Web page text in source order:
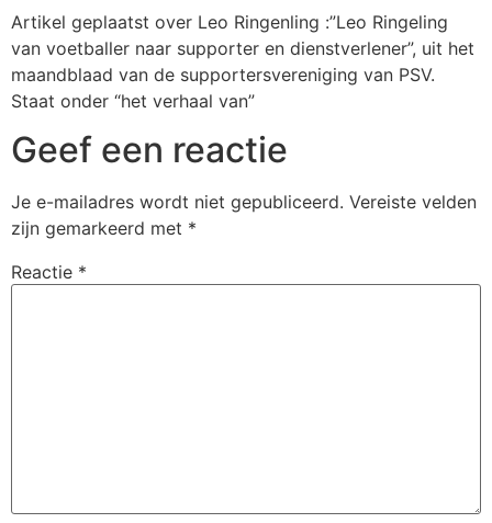
Artikel geplaatst over Leo Ringenling :”Leo Ringeling
van voetballer naar supporter en dienstverlener”, uit het
maandblaad van de supportersvereniging van PSV.
Staat onder “het verhaal van”
Geef een reactie
Je e-mailadres wordt niet gepubliceerd. Vereiste velden
zijn gemarkeerd met *
Reactie *